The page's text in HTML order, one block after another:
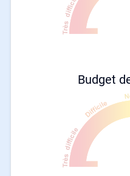
Budget